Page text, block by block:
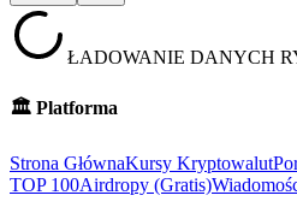
ŁADOWANIE DANYCH
🏛️ Platforma
Strona GłównaKursy Kryptowalut
TOP 100Airdropy (Gratis)